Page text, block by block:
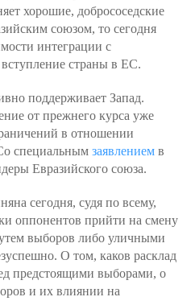
хорошие, добрососедские
союзом, то сегодня
интеграции с
страны в ЕС.
поддерживает Запад.
от прежнего курса уже
в отношении
специальным заявлением в
Евразийского союза.
сегодня, судя по всему,
оппонентов прийти на смену
выборов либо уличными
О том, каков расклад
предстоящими выборами, о
и их влиянии на